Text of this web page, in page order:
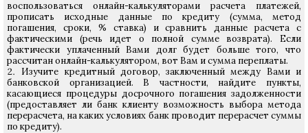
воспользоваться онлайн-калькуляторами расчета платежей,
прописать исходные данные по кредиту (сумма, метод
погашения, сроки, % ставка) и сравнить данные расчета с
фактическими (речь идет о полной сумме возврата). Если
фактически уплаченный Вами долг будет больше того, что
рассчитан онлайн-калькулятором, вот Вам и сумма переплаты.
Изучите кредитный договор, заключенный между Вами и
банковской организацией. В частности, найдите пункты,
касающиеся процедуры досрочного погашения задолженности
(предоставляет ли банк клиенту возможность выбора метода
перерасчета, на каких условиях банк проводит перерасчет суммы
по кредиту).